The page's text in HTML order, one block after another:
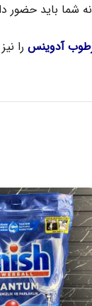
شما باید حضور
آدوینسرا